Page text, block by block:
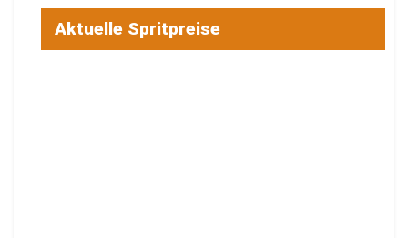
Aktuelle Spritpreise